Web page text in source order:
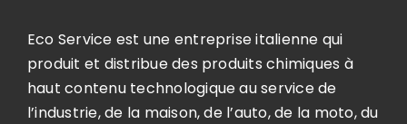
Eco Service est une entreprise italienne qui
produit et distribue des produits chimiques à
haut contenu technologique au service de
l’industrie, de la maison, de l’auto, de la moto, du